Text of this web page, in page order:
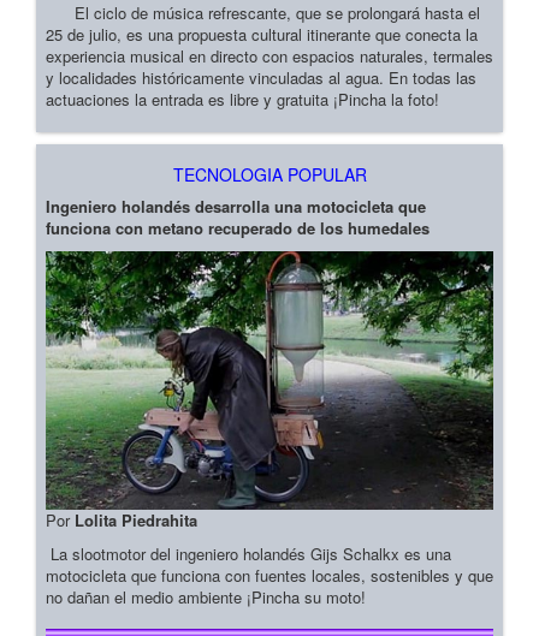
El ciclo de música refrescante, que se prolongará hasta el
25 de julio, es una propuesta cultural itinerante que conecta la
experiencia musical en directo con espacios naturales, termales
y localidades históricamente vinculadas al agua. En todas las
actuaciones la entrada es libre y gratuita ¡Pincha la foto!
TECNOLOGIA POPULAR
Ingeniero holandés desarrolla una motocicleta que
funciona con metano recuperado de los humedales
Por Lolita Piedrahita
La slootmotor del ingeniero holandés Gijs Schalkx es una
motocicleta que funciona con fuentes locales, sostenibles y que
no dañan el medio ambiente ¡Pincha su moto!